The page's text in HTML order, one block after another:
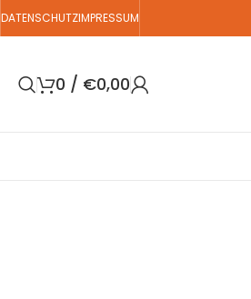
DATENSCHUTZIMPRESSUM
0 / €0,00